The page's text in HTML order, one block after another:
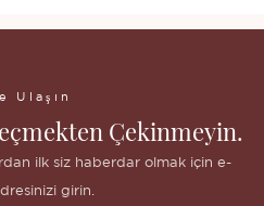
Ulaşın
Çekinmeyin.
ilk siz haberdar olmak için e-
girin.